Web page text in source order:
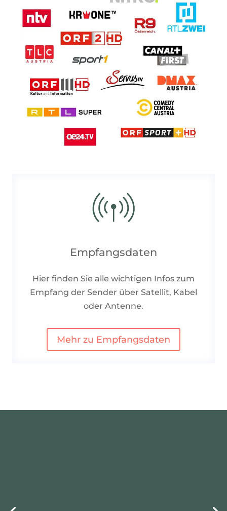
Empfangsdaten
Hier finden Sie alle wichtigen Infos zum
Empfang der Sender über Satellit, Kabel
oder Antenne.
Mehr zu Empfangsdaten